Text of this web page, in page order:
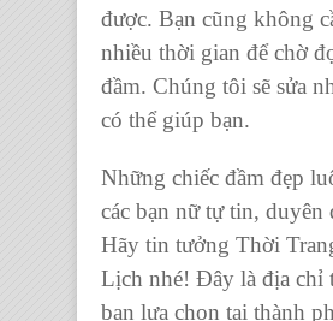
được. Bạn cũng không
nhiều thời gian để chờ
đầm. Chúng tôi sẽ sửa
có thể giúp bạn.
Những chiếc đầm đẹp
các bạn nữ tự tin, duyên
Hãy tin tưởng Thời
Lịch nhé! Đây là địa chỉ
bạn lựa chọn tại thành